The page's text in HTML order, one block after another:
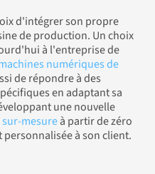
d'intégrer son propre
de production. Un choix
à l'entreprise de
numériques de
de répondre à des
en adaptant sa
une nouvelle
sur-mesureà partir de zéro
à son client.